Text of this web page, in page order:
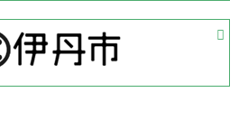
ントン競技の部